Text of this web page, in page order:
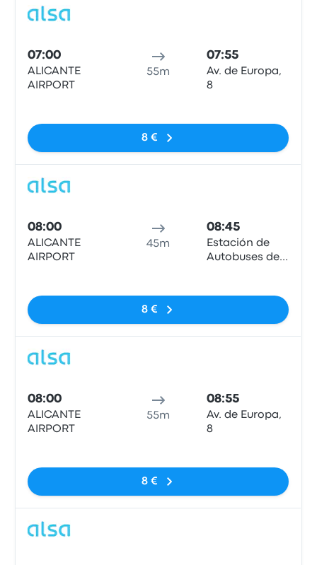
07:00
ALICANTE
AIRPORT
55m
07:55
Av. de Europa,
8
8 €
08:00
ALICANTE
AIRPORT
45m
08:45
Estación de
Autobuses de
8 €
08:00
ALICANTE
AIRPORT
55m
08:55
Av. de Europa,
8
8 €